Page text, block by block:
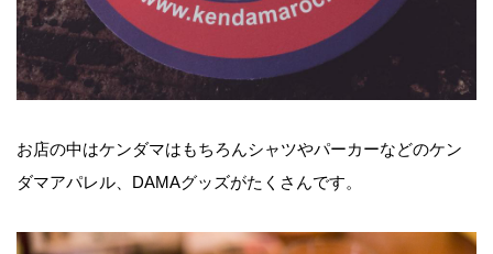
お店の中はケンダマはもちろんシャツやパーカーなどのケン
ダマアパレル、DAMAグッズがたくさんです。